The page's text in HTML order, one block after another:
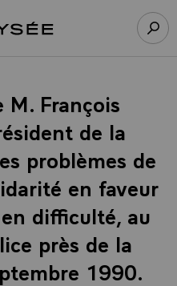
à l’accueil Élysée
François
de la
problèmes de
en faveur
difficulté, au
près de la
1990.